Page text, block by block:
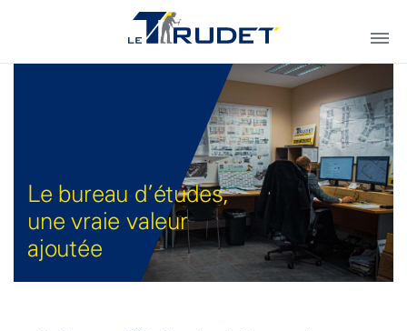
Le bureau d’études,
une vraie valeur
ajoutée